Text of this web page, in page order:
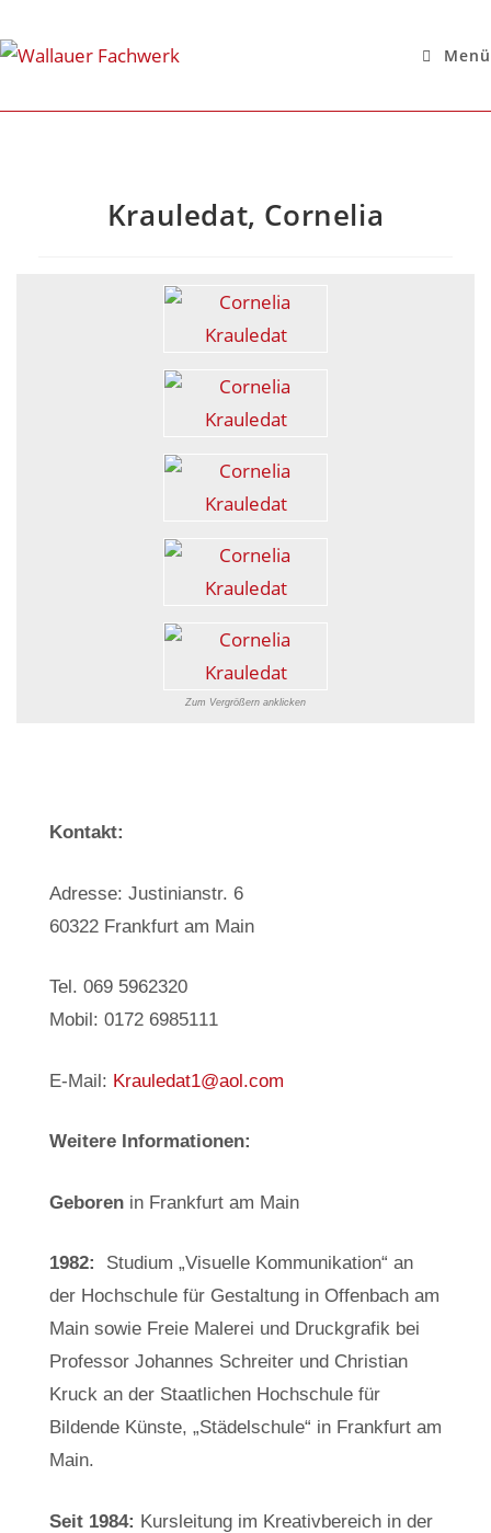
Menü
Krauledat, Cornelia
Zum Vergrößern anklicken
Kontakt:
Adresse: Justinianstr. 6
60322 Frankfurt am Main
Tel. 069 5962320
Mobil: 0172 6985111
E-Mail: Krauledat1@aol.com
Weitere Informationen:
Geboren in Frankfurt am Main
1982:
Studium „Visuelle Kommunikation“ an
der Hochschule für Gestaltung in Offenbach am
Main sowie Freie Malerei und Druckgrafik bei
Professor Johannes Schreiter und Christian
Kruck an der Staatlichen Hochschule für
Bildende Künste, „Städelschule“ in Frankfurt am
Main.
Seit 1984: Kursleitung im Kreativbereich in der